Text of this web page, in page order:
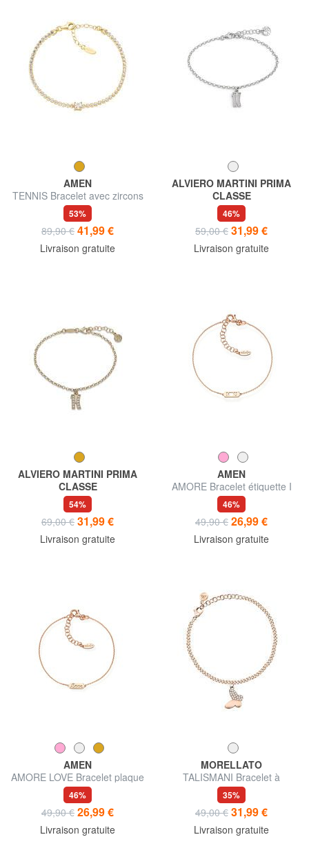
AMEN
TENNIS Bracelet avec zircons
blancs
53%
89,90 € 41,99 €
Livraison gratuite
ALVIERO MARTINI PRIMA
CLASSE
BROADWAY Bracelet avec
breloque logo et zircons
46%
59,00 € 31,99 €
Livraison gratuite
ALVIERO MARTINI PRIMA
CLASSE
BROADWAY Bracelet avec
breloque logo et zircons
54%
69,00 € 31,99 €
Livraison gratuite
AMEN
AMORE Bracelet étiquette I
<3 U
46%
49,90 € 26,99 €
Livraison gratuite
AMEN
AMORE LOVE Bracelet plaque
AMOUR
46%
49,90 € 26,99 €
Livraison gratuite
MORELLATO
TALISMANI Bracelet à
breloques papillon
35%
49,00 € 31,99 €
Livraison gratuite